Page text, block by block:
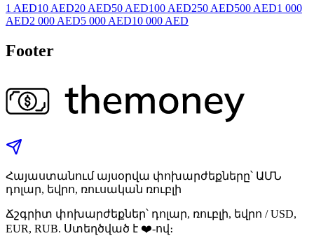
1 AED10 AED20 AED50 AED100 AED250 AED500 AED1 000
AED2 000 AED5 000 AED10 000 AED
Footer
Հայաստանում այսօրվա փոխարժեքները՝ ԱՄՆ
դոլար, եվրո, ռուսական ռուբլի
Ճշգրիտ փոխարժեքներ՝ դոլար, ռուբլի, եվրո / USD,
EUR, RUB. Ստեղծված է ❤️-ով։